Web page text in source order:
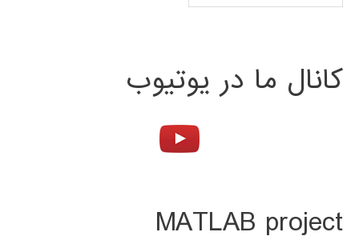
کانال ما در یوتیوب
MATLAB project